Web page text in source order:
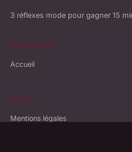
3 réflexes mode pour gagner 15
NAVIGATION
Accueil
LÉGAL
Mentions légales